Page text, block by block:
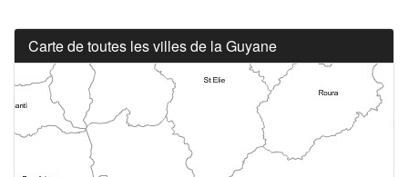
Carte de toutes les villes de la Guyane